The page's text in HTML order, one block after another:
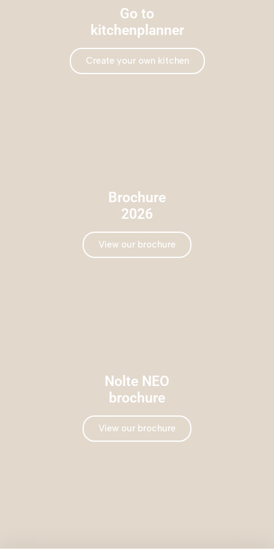
Go to
kitchenplanner
Create your own kitchen
Brochure
2026
View our brochure
Nolte NEO
brochure
View our brochure